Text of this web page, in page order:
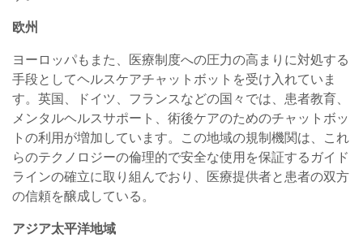
欧州
ヨーロッパもまた、医療制度への圧力の高まりに対処する
手段としてヘルスケアチャットボットを受け入れていま
す。英国、ドイツ、フランスなどの国々では、患者教育、
メンタルヘルスサポート、術後ケアのためのチャットボッ
トの利用が増加しています。この地域の規制機関は、これ
らのテクノロジーの倫理的で安全な使用を保証するガイド
ラインの確立に取り組んでおり、医療提供者と患者の双方
の信頼を醸成している。
アジア太平洋地域